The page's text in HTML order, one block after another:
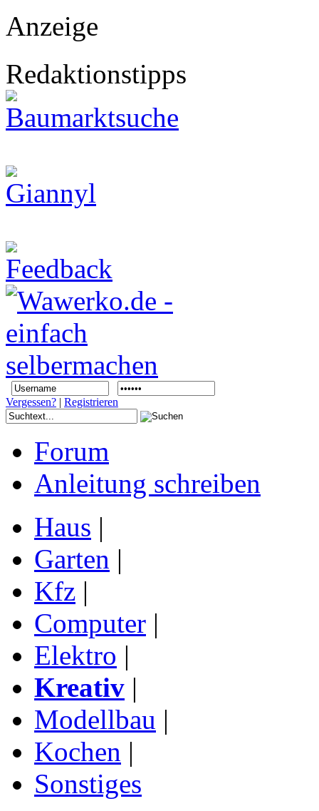
Anzeige
Redaktionstipps
Vergessen? | Registrieren
Forum
Anleitung schreiben
Haus |
Garten |
Kfz |
Computer |
Elektro |
Kreativ |
Modellbau |
Kochen |
Sonstiges